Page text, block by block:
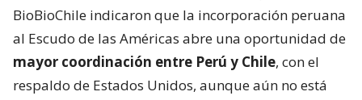
BioBioChile indicaron que la incorporación peruana
al Escudo de las Américas abre una oportunidad de
mayor coordinación entre Perú y Chile, con el
respaldo de Estados Unidos, aunque aún no está